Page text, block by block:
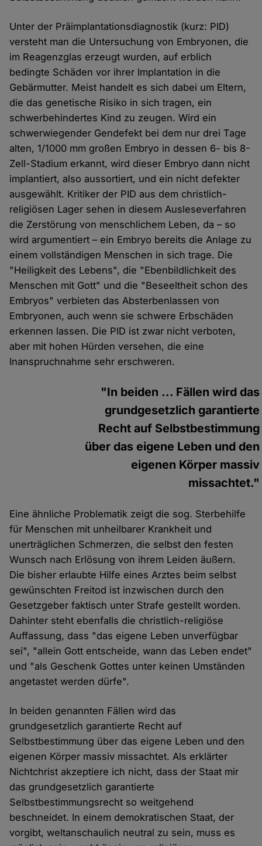
Unter der Präimplantationsdiagnostik (kurz: PID)
versteht man die Untersuchung von Embryonen, die
im Reagenzglas erzeugt wurden, auf erblich
bedingte Schäden vor ihrer Implantation in die
Gebärmutter. Meist handelt es sich dabei um Eltern,
die das genetische Risiko in sich tragen, ein
schwerbehindertes Kind zu zeugen. Wird ein
schwerwiegender Gendefekt bei dem nur drei Tage
alten, 1/1000 mm großen Embryo in dessen 6- bis 8-
Zell-Stadium erkannt, wird dieser Embryo dann nicht
implantiert, also aussortiert, und ein nicht defekter
ausgewählt. Kritiker der PID aus dem christlich-
religiösen Lager sehen in diesem Ausleseverfahren
die Zerstörung von menschlichem Leben, da – so
wird argumentiert – ein Embryo bereits die Anlage zu
einem vollständigen Menschen in sich trage. Die
"Heiligkeit des Lebens", die "Ebenbildlichkeit des
Menschen mit Gott" und die "Beseeltheit schon des
Embryos" verbieten das Absterbenlassen von
Embryonen, auch wenn sie schwere Erbschäden
erkennen lassen. Die PID ist zwar nicht verboten,
aber mit hohen Hürden versehen, die eine
Inanspruchnahme sehr erschweren.
"In beiden ... Fällen wird das
grundgesetzlich garantierte
Recht auf Selbstbestimmung
über das eigene Leben und den
eigenen Körper massiv
missachtet."
Eine ähnliche Problematik zeigt die sog. Sterbehilfe
für Menschen mit unheilbarer Krankheit und
unerträglichen Schmerzen, die selbst den festen
Wunsch nach Erlösung von ihrem Leiden äußern.
Die bisher erlaubte Hilfe eines Arztes beim selbst
gewünschten Freitod ist inzwischen durch den
Gesetzgeber faktisch unter Strafe gestellt worden.
Dahinter steht ebenfalls die christlich-religiöse
Auffassung, dass "das eigene Leben unverfügbar
sei", "allein Gott entscheide, wann das Leben endet"
und "als Geschenk Gottes unter keinen Umständen
angetastet werden dürfe".
In beiden genannten Fällen wird das
grundgesetzlich garantierte Recht auf
Selbstbestimmung über das eigene Leben und den
eigenen Körper massiv missachtet. Als erklärter
Nichtchrist akzeptiere ich nicht, dass der Staat mir
das grundgesetzlich garantierte
Selbstbestimmungsrecht so weitgehend
beschneidet. In einem demokratischen Staat, der
vorgibt, weltanschaulich neutral zu sein, muss es